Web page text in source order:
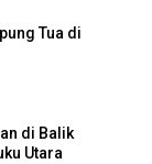
Tua di
di Balik
Utara